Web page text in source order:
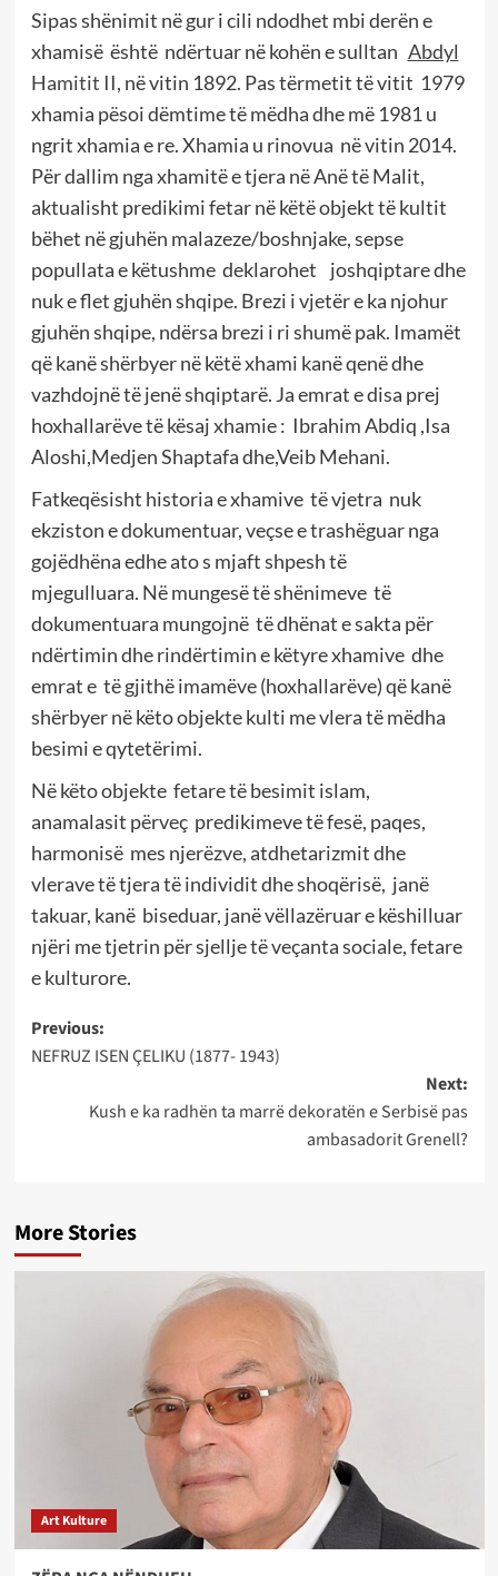
Sipas shënimit në gur i cili ndodhet mbi derën e
xhamisë është ndërtuar në kohën e sulltan Abdyl
Hamitit II, në vitin 1892. Pas tërmetit të vitit 1979
xhamia pësoi dëmtime të mëdha dhe më 1981 u
ngrit xhamia e re. Xhamia u rinovua në vitin 2014.
Për dallim nga xhamitë e tjera në Anë të Malit,
aktualisht predikimi fetar në këtë objekt të kultit
bëhet në gjuhën malazeze/boshnjake, sepse
popullata e këtushme deklarohet joshqiptare dhe
nuk e flet gjuhën shqipe. Brezi i vjetër e ka njohur
gjuhën shqipe, ndërsa brezi i ri shumë pak. Imamët
që kanë shërbyer në këtë xhami kanë qenë dhe
vazhdojnë të jenë shqiptarë. Ja emrat e disa prej
hoxhallarëve të kësaj xhamie : Ibrahim Abdiq ,Isa
Aloshi,Medjen Shaptafa dhe,Veib Mehani.
Fatkeqësisht historia e xhamive të vjetra nuk
ekziston e dokumentuar, veçse e trashëguar nga
gojëdhëna edhe ato s mjaft shpesh të
mjegulluara. Në mungesë të shënimeve të
dokumentuara mungojnë të dhënat e sakta për
ndërtimin dhe rindërtimin e këtyre xhamive dhe
emrat e të gjithë imamëve (hoxhallarëve) që kanë
shërbyer në këto objekte kulti me vlera të mëdha
besimi e qytetërimi.
Në këto objekte fetare të besimit islam,
anamalasit përveç predikimeve të fesë, paqes,
harmonisë mes njerëzve, atdhetarizmit dhe
vlerave të tjera të individit dhe shoqërisë, janë
takuar, kanë biseduar, janë vëllazëruar e këshilluar
njëri me tjetrin për sjellje të veçanta sociale, fetare
e kulturore.
Post
navigation
Previous:
NEFRUZ ISEN ÇELIKU (1877- 1943)
Next:
Kush e ka radhën ta marrë dekoratën e Serbisë pas
ambasadorit Grenell?
More Stories
Art Kulture